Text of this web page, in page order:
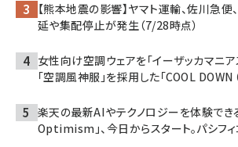
【熊本地震の影響】ヤマト運輸、佐川急
延や集配停止が発生（7/28時点）
女性向け空調ウェアを「イーザッカマニ
「空調風神服」を採用した「COOL DOWN
楽天の最新AIやテクノロジーを体験で
Optimism」、今日からスタート。パシフ